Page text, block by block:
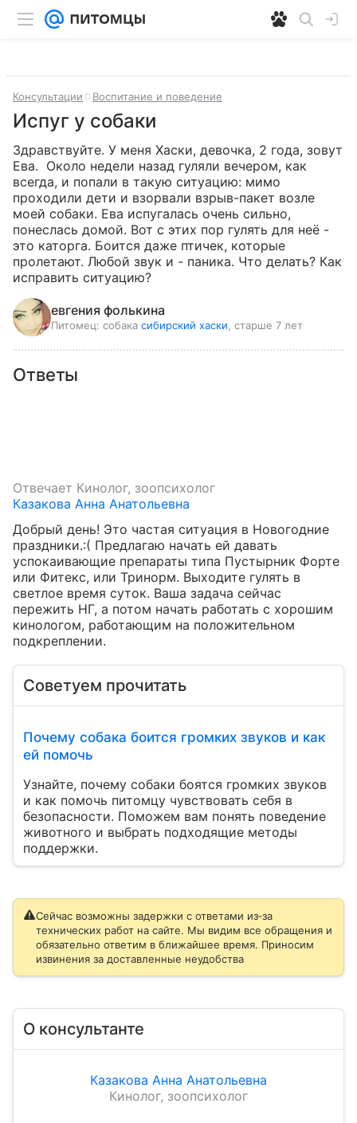
Консультации Воспитание и поведение
Испуг у собаки
Здравствуйте. У меня Хаски, девочка, 2 года, зовут
Ева.  Около недели назад гуляли вечером, как
всегда, и попали в такую ситуацию: мимо
проходили дети и взорвали взрыв-пакет возле
моей собаки. Ева испугалась очень сильно,
понеслась домой. Вот с этих пор гулять для неё -
это каторга. Боится даже птичек, которые
пролетают. Любой звук и - паника. Что делать? Как
исправить ситуацию?
евгения фолькина
Питомец: собака сибирский хаски , старше 7 лет
Ответы
Отвечает Кинолог, зоопсихолог
Казакова Анна Анатольевна
Добрый день! Это частая ситуация в Новогодние
праздники.:( Предлагаю начать ей давать
успокаивающие препараты типа Пустырник Форте
или Фитекс, или Тринорм. Выходите гулять в
светлое время суток. Ваша задача сейчас
пережить НГ, а потом начать работать с хорошим
кинологом, работающим на положительном
подкреплении.
Советуем прочитать
Почему собака боится громких звуков и как
ей помочь
Узнайте, почему собаки боятся громких звуков
и как помочь питомцу чувствовать себя в
безопасности. Поможем вам понять поведение
животного и выбрать подходящие методы
поддержки.
Сейчас возможны задержки с ответами из‑за
технических работ на сайте. Мы видим все обращения и
обязательно ответим в ближайшее время. Приносим
извинения за доставленные неудобства
О консультанте
Казакова Анна Анатольевна
Кинолог, зоопсихолог